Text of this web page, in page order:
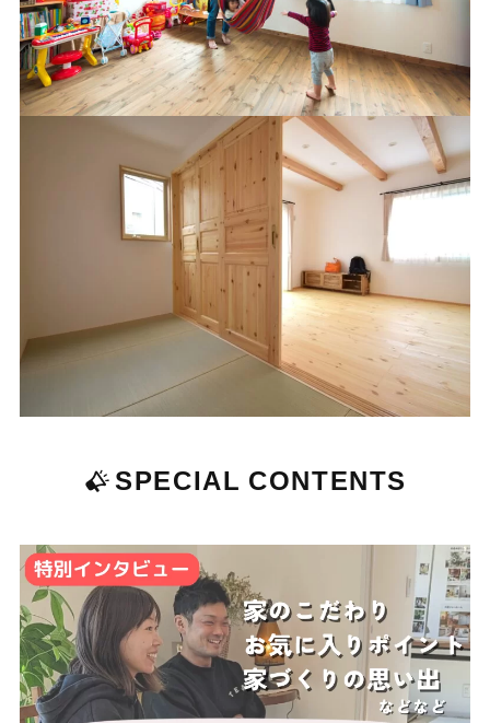
SPECIAL CONTENTS